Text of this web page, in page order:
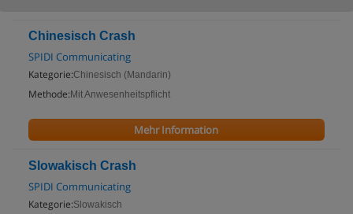
Chinesisch Crash
SPIDI Communicating
Kategorie:Chinesisch (Mandarin)
Methode: Mit Anwesenheitspflicht
Mehr Information
Slowakisch Crash
SPIDI Communicating
Kategorie:Slowakisch